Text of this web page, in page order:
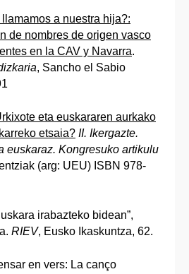
a nuestra hija?:
de nombres de origen vasco
en la CAV y Navarra.
, Sancho el Sabio
eta euskararen aurkako
etsaia? II. Ikergazte.
euskaraz. Kongresuko artikulu
(arg: UEU) ISBN 978-
irabazteko bidean”,
RIEV, Eusko Ikaskuntza, 62.
en vers: La canço